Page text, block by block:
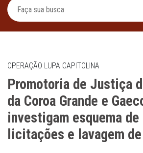
OPERAÇÃO LUPA CAPITOLINA
Promotoria de Justiça
da Coroa Grande e
investigam esquema
licitações e lavagem